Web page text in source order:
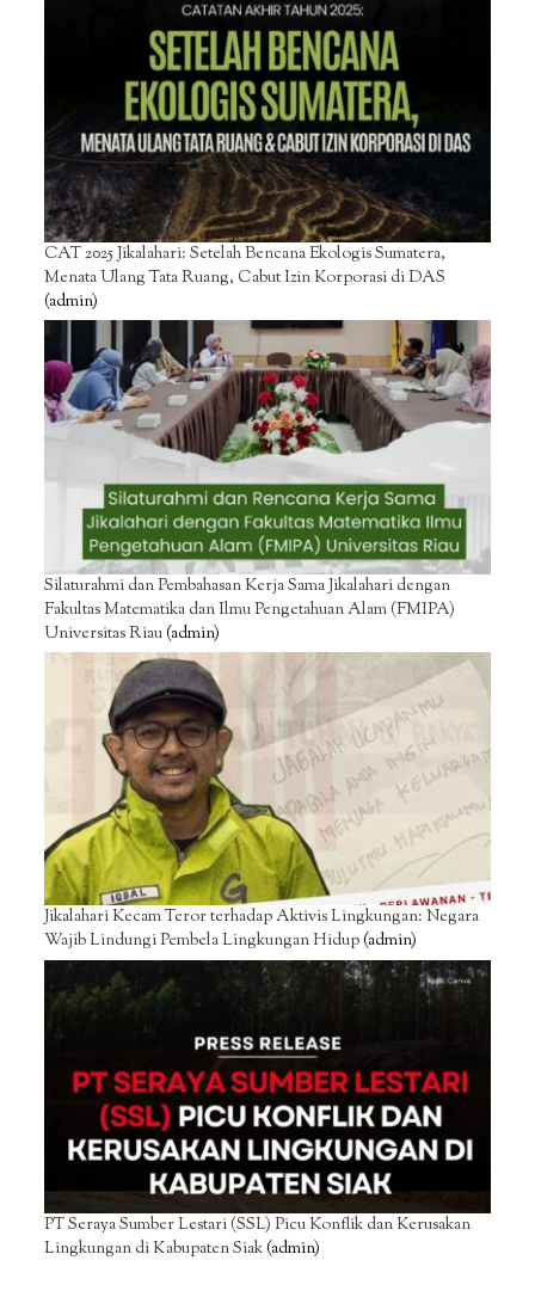
CAT 2025 Jikalahari: Setelah Bencana Ekologis Sumatera,
Menata Ulang Tata Ruang, Cabut Izin Korporasi di DAS
(admin)
Silaturahmi dan Pembahasan Kerja Sama Jikalahari dengan
Fakultas Matematika dan Ilmu Pengetahuan Alam (FMIPA)
Universitas Riau(admin)
Jikalahari Kecam Teror terhadap Aktivis Lingkungan: Negara
Wajib Lindungi Pembela Lingkungan Hidup(admin)
PT Seraya Sumber Lestari (SSL) Picu Konflik dan Kerusakan
Lingkungan di Kabupaten Siak(admin)